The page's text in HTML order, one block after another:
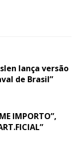
lança versão
de Brasil”
IMPORTO”,